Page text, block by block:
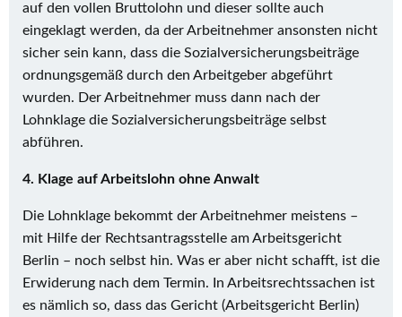
auf den vollen Bruttolohn und dieser sollte auch
eingeklagt werden, da der Arbeitnehmer ansonsten nicht
sicher sein kann, dass die Sozialversicherungsbeiträge
ordnungsgemäß durch den Arbeitgeber abgeführt
wurden. Der Arbeitnehmer muss dann nach der
Lohnklage die Sozialversicherungsbeiträge selbst
abführen.
4. Klage auf Arbeitslohn ohne Anwalt
Die Lohnklage bekommt der Arbeitnehmer meistens –
mit Hilfe der Rechtsantragsstelle am Arbeitsgericht
Berlin – noch selbst hin. Was er aber nicht schafft, ist die
Erwiderung nach dem Termin. In Arbeitsrechtssachen ist
es nämlich so, dass das Gericht (Arbeitsgericht Berlin)